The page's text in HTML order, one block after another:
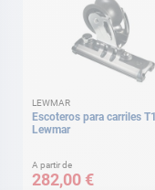
LEWMAR
Escoteros para carriles T1
Lewmar
A partir de
282,00 €